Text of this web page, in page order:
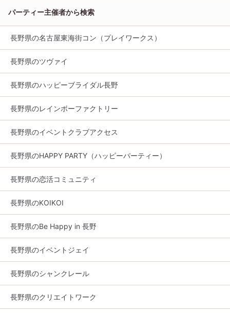
パーティー主催者から検索
長野県の名古屋東海街コン（プレイワークス）
長野県のツヴァイ
長野県のハッピーブライダル長野
長野県のレインボーファクトリー
長野県のイベントクラブアクセス
長野県のHAPPY PARTY（ハッピーパーティー）
長野県の恋活コミュニティ
長野県のKOIKOI
長野県のBe Happy in 長野
長野県のイベントジェイ
長野県のシャンクレール
長野県のクリエイトワーク